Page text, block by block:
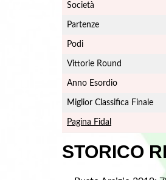
Società
Partenze
Podi
Vittorie Round
Anno Esordio
Miglior Classifica Finale
Pagina Fidal
STORICO